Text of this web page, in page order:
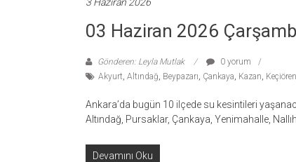
03 Haziran 2026
Gönderen: Leyla Mutlak
0 yorum
Akyurt, Altındağ, Beypazarı, Çankaya, Kazan, Keçiören
Ankara’da bugün 10 ilçede su kesintileri
Altındağ, Pursaklar, Çankaya, Yenimahalle,
Devamını Oku